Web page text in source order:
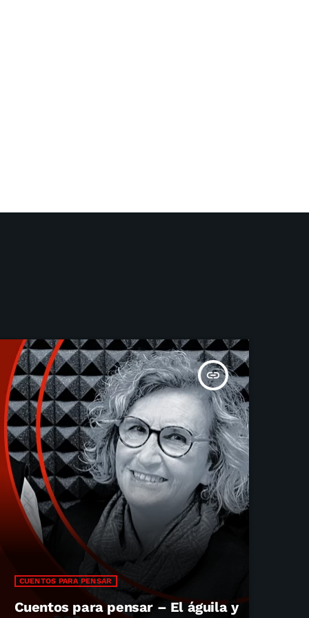
insert_link
CUENTOS PARA PENSAR
Cuentos para pensar – El águila y